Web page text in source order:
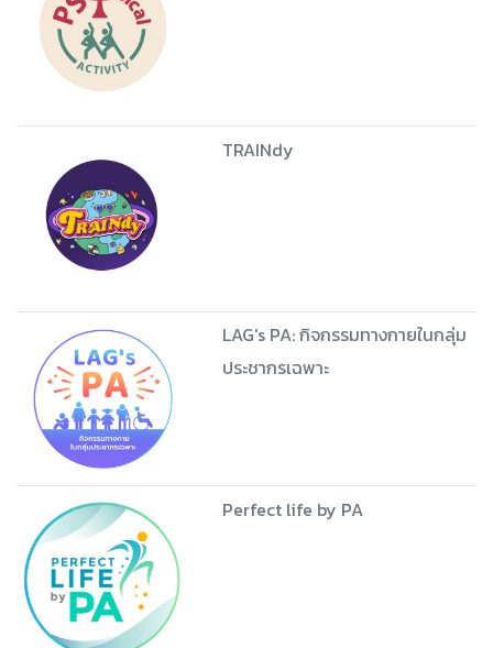
TRAINdy
LAG's PA: กิจกรรมทางกายในกลุ่ม
ประชากรเฉพาะ
Perfect life by PA